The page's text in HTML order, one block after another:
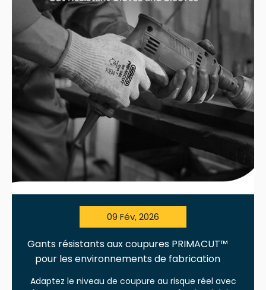
09 Fév, 2026
Gants résistants aux coupures PRIMACUT™
pour les environnements de fabrication
Adaptez le niveau de coupure au risque réel avec